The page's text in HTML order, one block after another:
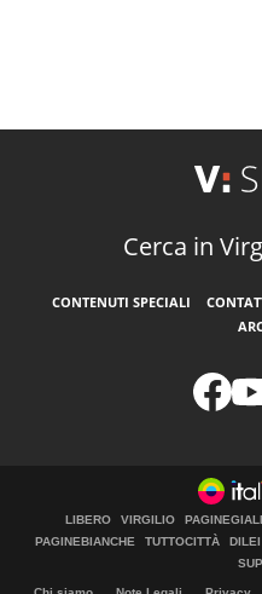
Cerca in
CONTENUTI SPECIALI
LIBERO VIRGILIO
PAGINEBIANCHE
TUTTOCITTÀ DILEI